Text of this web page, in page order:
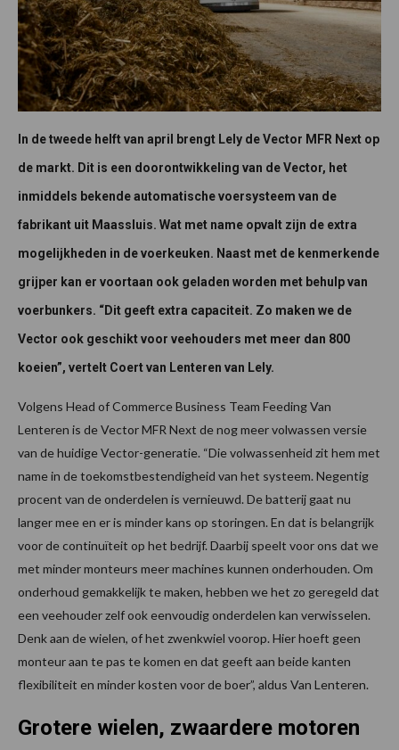
In de tweede helft van april brengt Lely de Vector MFR Next op
de markt. Dit is een doorontwikkeling van de Vector, het
inmiddels bekende automatische voersysteem van de
fabrikant uit Maassluis. Wat met name opvalt zijn de extra
mogelijkheden in de voerkeuken. Naast met de kenmerkende
grijper kan er voortaan ook geladen worden met behulp van
voerbunkers. “Dit geeft extra capaciteit. Zo maken we de
Vector ook geschikt voor veehouders met meer dan 800
koeien”, vertelt Coert van Lenteren van Lely.
Volgens Head of Commerce Business Team Feeding Van
Lenteren is de Vector MFR Next de nog meer volwassen versie
van de huidige Vector-generatie. “Die volwassenheid zit hem met
name in de toekomstbestendigheid van het systeem. Negentig
procent van de onderdelen is vernieuwd. De batterij gaat nu
langer mee en er is minder kans op storingen. En dat is belangrijk
voor de continuïteit op het bedrijf. Daarbij speelt voor ons dat we
met minder monteurs meer machines kunnen onderhouden. Om
onderhoud gemakkelijk te maken, hebben we het zo geregeld dat
een veehouder zelf ook eenvoudig onderdelen kan verwisselen.
Denk aan de wielen, of het zwenkwiel voorop. Hier hoeft geen
monteur aan te pas te komen en dat geeft aan beide kanten
flexibiliteit en minder kosten voor de boer”, aldus Van Lenteren.
Grotere wielen, zwaardere motoren